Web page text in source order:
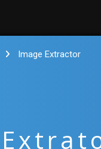
Image Extractor